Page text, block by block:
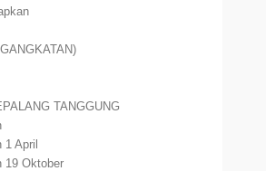
TANGGUNG
1 April
19 Oktober